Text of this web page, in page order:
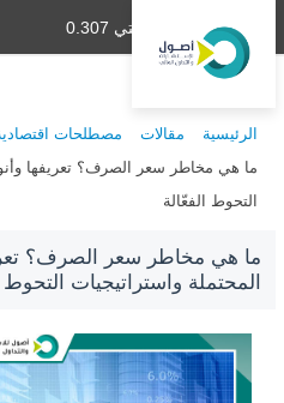
دينار كويتي 0.307
الرئيسية مقالات
مصطلحات
ما هي مخاطر سعر الصرف؟ تعريفها
التحوط الفعّالة
ما هي مخاطر سعر الصرف؟
المحتملة واستراتيجيات التحوط